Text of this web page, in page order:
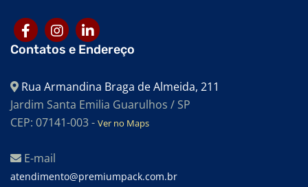
Contatos e Endereço
Rua Armandina Braga de Almeida, 211
Jardim Santa Emilia Guarulhos / SP
CEP: 07141-003 - Ver no Maps
E-mail
atendimento@premiumpack.com.br